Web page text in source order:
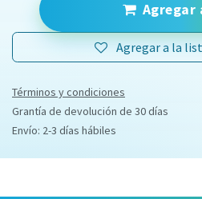
Agregar a la
Términos y condiciones
Grantía de devolución de 30 días
Envío: 2-3 días hábiles